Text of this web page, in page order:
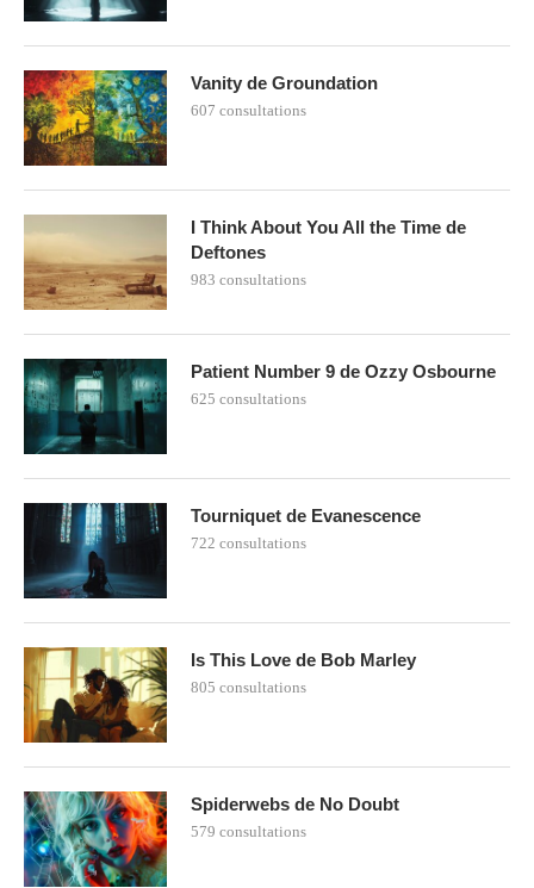
Vanity de Groundation
607 consultations
I Think About You All the Time de
Deftones
983 consultations
Patient Number 9 de Ozzy Osbourne
625 consultations
Tourniquet de Evanescence
722 consultations
Is This Love de Bob Marley
805 consultations
Spiderwebs de No Doubt
579 consultations